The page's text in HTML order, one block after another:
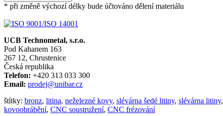
* při změně výchozí délky bude účtováno dělení materiálu
UCB Technometal, s.r.o.
Pod Kahanem 163
267 12, Chrustenice
Česká republika
Telefon: +420 313 033 300
Email: prodej@unibar.cz
štítky: bronz, litina, neželezné kovy, slévárna šedé litiny, slévárna litiny,
kovoobrábění, CNC soustružení, CNC frézování